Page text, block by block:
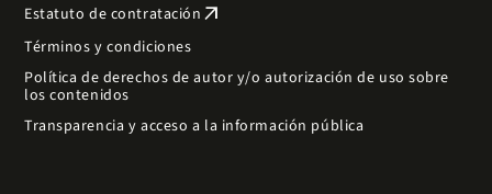
Estatuto de contratación arrow_outward
Términos y condiciones
Política de derechos de autor y/o autorización de uso sobre
los contenidos
Transparencia y acceso a la información pública